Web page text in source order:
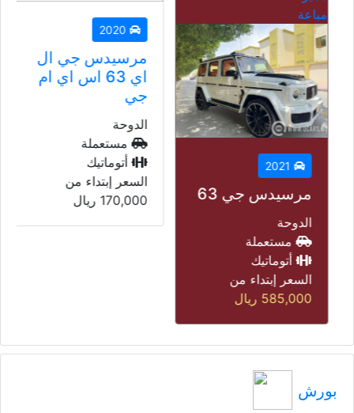
مباعة
2021
مرسيدس جي 63
الدوحة
مستعملة
أتوماتيك
السعر إبتداء من
585,000 ريال
2020
مرسيدس جي ال
اي 63 اس اي ام
جي
الدوحة
مستعملة
أتوماتيك
السعر إبتداء من
170,000 ريال
بورش